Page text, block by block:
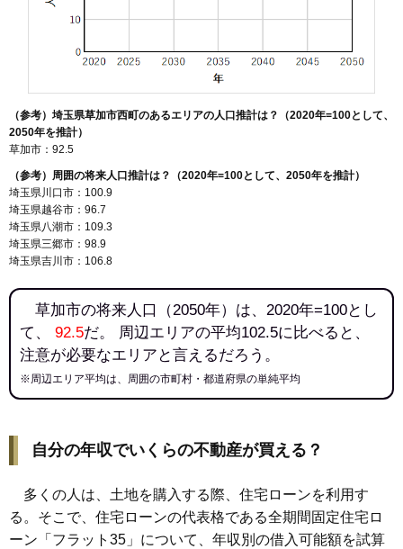
（参考）埼玉県草加市西町のあるエリアの人口推計は？（2020年=100として、
2050年を推計）
草加市：92.5
（参考）周囲の将来人口推計は？（2020年=100として、2050年を推計）
埼玉県川口市：100.9
埼玉県越谷市：96.7
埼玉県八潮市：109.3
埼玉県三郷市：98.9
埼玉県吉川市：106.8
草加市の将来人口（2050年）は、2020年=100とし
て、 92.5だ。 周辺エリアの平均102.5に比べると、
注意が必要なエリアと言えるだろう。
※周辺エリア平均は、周囲の市町村・都道府県の単純平均
自分の年収でいくらの不動産が買える？
多くの人は、土地を購入する際、住宅ローンを利用す
る。そこで、住宅ローンの代表格である全期間固定住宅ロ
ーン「フラット35」について、年収別の借入可能額を試算